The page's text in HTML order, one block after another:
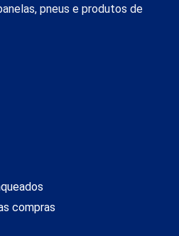
pneus e produtos de
compras